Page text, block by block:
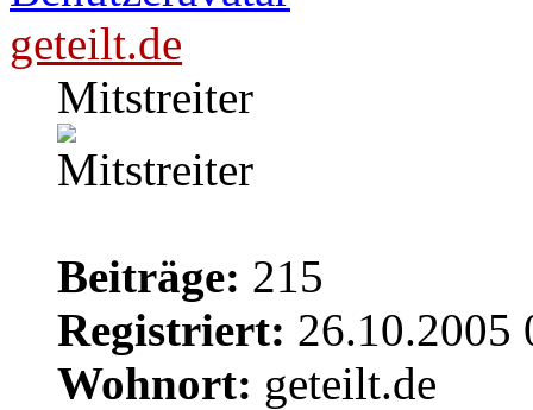
geteilt.de
Mitstreiter
Beiträge: 215
Registriert: 26.10.2005
Wohnort: geteilt.de